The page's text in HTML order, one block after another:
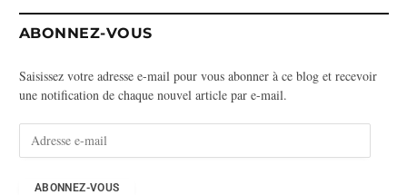
ABONNEZ-VOUS
Saisissez votre adresse e-mail pour vous abonner à ce blog et recevoir
une notification de chaque nouvel article par e-mail.
ABONNEZ-VOUS